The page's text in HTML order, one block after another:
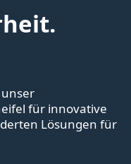
für innovative
Lösungen für